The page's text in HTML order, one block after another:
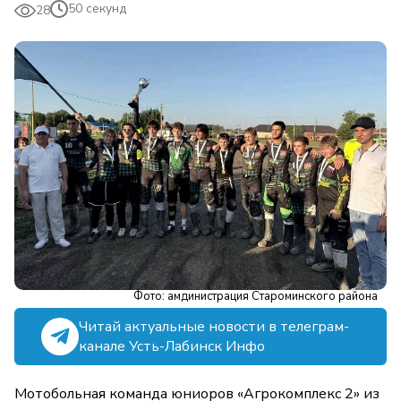
28 50 секунд
Фото: амдинистрация Староминского района
Читай актуальные новости в телеграм-
канале Усть-Лабинск Инфо
Мотобольная команда юниоров «Агрокомплекс 2» из